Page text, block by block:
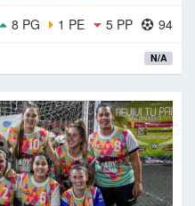
94
5 PP
1 PE
8 PG
N/A